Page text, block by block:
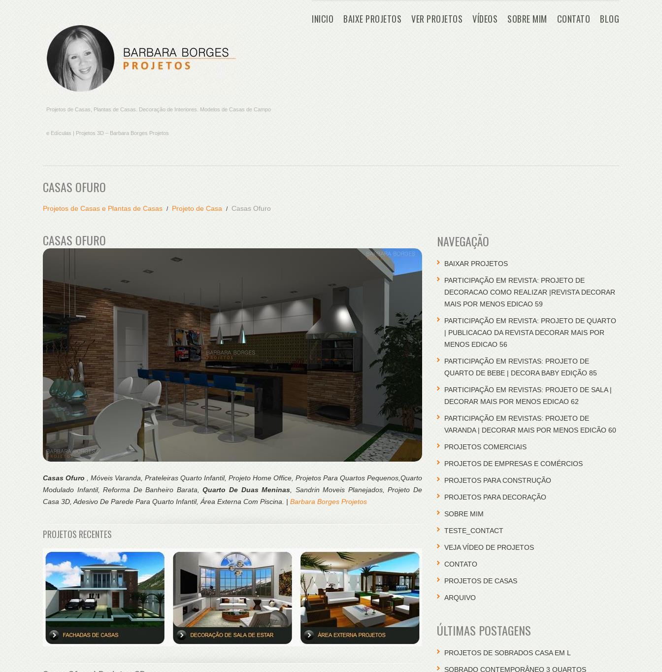
Projetos de Casas, Plantas de Casas. Decoração de Interiores. Modelos de Casas de Campo
e Edículas | Projetos 3D – Barbara Borges Projetos
INICIO BAIXE PROJETOS VER PROJETOS VÍDEOS SOBRE MIM CONTATO BLOG
CASAS OFURO
Projetos de Casas e Plantas de Casas Projeto de Casa Casas Ofuro
CASAS OFURO
Casas Ofuro , Móveis Varanda, Prateleiras Quarto Infantil, Projeto Home Office, Projetos Para Quartos Pequenos,Quarto
Modulado Infantil, Reforma De Banheiro Barata,Quarto De Duas Meninas , Sandrin Moveis Planejados, Projeto De
Casa 3D, Adesivo De Parede Para Quarto Infantil, Área Externa Com Piscina. | Barbara Borges Projetos
PROJETOS RECENTES
NAVEGAÇÃO
BAIXAR PROJETOS
PARTICIPAÇÃO EM REVISTA: PROJETO DE
DECORACAO COMO REALIZAR |REVISTA DECORAR
MAIS POR MENOS EDICAO 59
PARTICIPAÇÃO EM REVISTA: PROJETO DE QUARTO
| PUBLICACAO DA REVISTA DECORAR MAIS POR
MENOS EDICAO 56
PARTICIPAÇÃO EM REVISTAS: PROJETO DE
QUARTO DE BEBE | DECORA BABY EDIÇÃO 85
PARTICIPAÇÃO EM REVISTAS: PROJETO DE SALA |
DECORAR MAIS POR MENOS EDICAO 62
PARTICIPAÇÃO EM REVISTAS: PROJETO DE
VARANDA | DECORAR MAIS POR MENOS EDICÃO 60
PROJETOS COMERCIAIS
PROJETOS DE EMPRESAS E COMÉRCIOS
PROJETOS PARA CONSTRUÇÃO
PROJETOS PARA DECORAÇÃO
SOBRE MIM
TESTE_CONTACT
VEJA VÍDEO DE PROJETOS
CONTATO
PROJETOS DE CASAS
ARQUIVO
ÚLTIMAS POSTAGENS
PROJETOS DE SOBRADOS CASA EM L
SOBRADO CONTEMPORÂNEO 3 QUARTOS